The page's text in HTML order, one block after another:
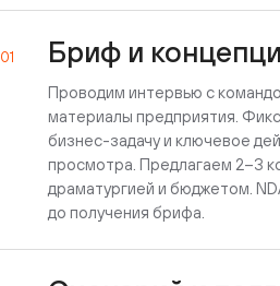
01 Бриф и
Проводим интервью с
материалы предприятия.
бизнес-задачу и ключевое
просмотра. Предлагаем 2–3
драматургией и бюджетом.
до получения брифа.